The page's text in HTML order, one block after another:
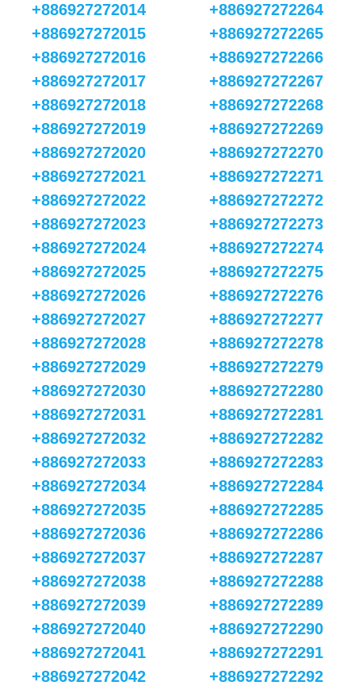
+886927272014
+886927272015
+886927272016
+886927272017
+886927272018
+886927272019
+886927272020
+886927272021
+886927272022
+886927272023
+886927272024
+886927272025
+886927272026
+886927272027
+886927272028
+886927272029
+886927272030
+886927272031
+886927272032
+886927272033
+886927272034
+886927272035
+886927272036
+886927272037
+886927272038
+886927272039
+886927272040
+886927272041
+886927272042
+886927272264
+886927272265
+886927272266
+886927272267
+886927272268
+886927272269
+886927272270
+886927272271
+886927272272
+886927272273
+886927272274
+886927272275
+886927272276
+886927272277
+886927272278
+886927272279
+886927272280
+886927272281
+886927272282
+886927272283
+886927272284
+886927272285
+886927272286
+886927272287
+886927272288
+886927272289
+886927272290
+886927272291
+886927272292